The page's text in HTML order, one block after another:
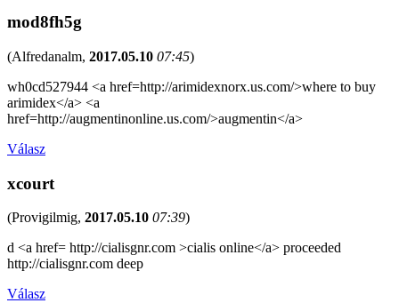
mod8fh5g
(Alfredanalm, 2017.05.10 07:45)
wh0cd527944 <a href=http://arimidexnorx.us.com/>where to buy
arimidex</a> <a
href=http://augmentinonline.us.com/>augmentin</a>
Válasz
xcourt
(Provigilmig, 2017.05.10 07:39)
d <a href= http://cialisgnr.com >cialis online</a> proceeded
http://cialisgnr.com deep
Válasz